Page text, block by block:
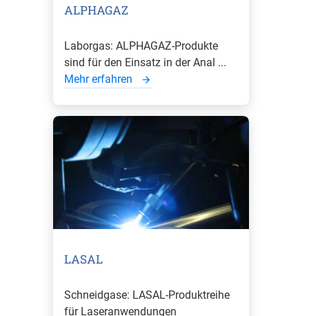
ALPHAGAZ
Laborgas: ALPHAGAZ-Produkte
sind für den Einsatz in der Anal ...
Mehr erfahren
LASAL
Schneidgase: LASAL-Produktreihe
für Laseranwendungen